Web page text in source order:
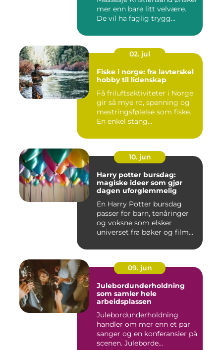
mer enn bare litt velvære.
De vil ha faglig trygg...
02. jul
Fiske i norge: fra lavterskel
hobby til lidenskap
Få friluftsaktiviteter i Norge
gir så mye ro, spenning og
mestringsfølelse som fiske.
En enkel stang...
10. jun
Harry potter bursdag:
magiske ideer som gjør
dagen uforglemmelig
En Harry Potter bursdag
passer for barn, tenåringer
og voksne som elsker
universet fra bøker og film...
09. jun
Julebordunderholdning
som samler hele
arbeidsplassen
Julebordunderholdning
handler om mer enn et par
sanger og en konferansier på
scenen. Juleborde...